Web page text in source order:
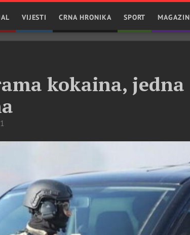
VIJESTI CRNA HRONIKA SPORT MAGAZIN
kokaina, jedna